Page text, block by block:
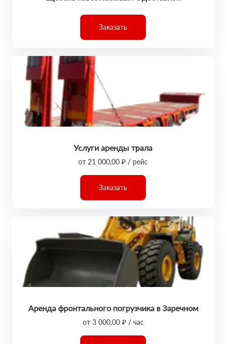
Заказать
Услуги аренды трала
от 21 000,00 ₽ / рейс
Заказать
Аренда фронтального погрузчика в Заречном
от 3 000,00 ₽ / час